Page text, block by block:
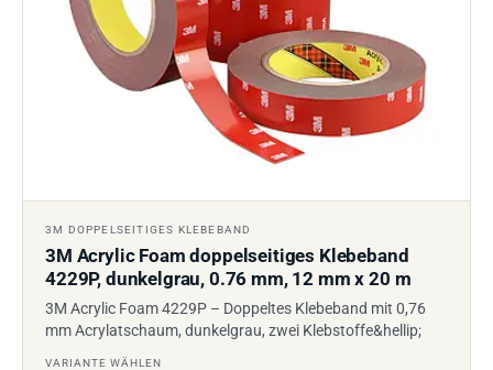
3M DOPPELSEITIGES KLEBEBAND
3M Acrylic Foam doppelseitiges Klebeband
4229P, dunkelgrau, 0.76 mm, 12 mm x 20 m
3M Acrylic Foam 4229P – Doppeltes Klebeband mit 0,76
mm Acrylatschaum, dunkelgrau, zwei Klebstoffe&hellip;
VARIANTE WÄHLEN